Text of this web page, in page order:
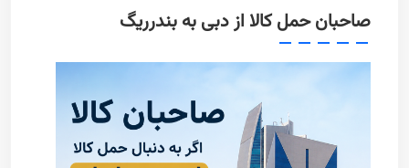
صاحبان حمل کالا از دبی به بندرریگ